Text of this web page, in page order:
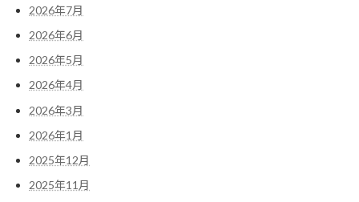
2026年7月
2026年6月
2026年5月
2026年4月
2026年3月
2026年1月
2025年12月
2025年11月